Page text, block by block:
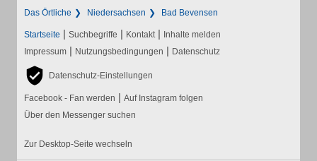
Das Örtliche Niedersachsen Bad Bevensen
Startseite | Suchbegriffe | Kontakt | Inhalte melden
Impressum | Nutzungsbedingungen | Datenschutz
Datenschutz-Einstellungen
Facebook - Fan werden | Auf Instagram folgen
Über den Messenger suchen
Zur Desktop-Seite wechseln